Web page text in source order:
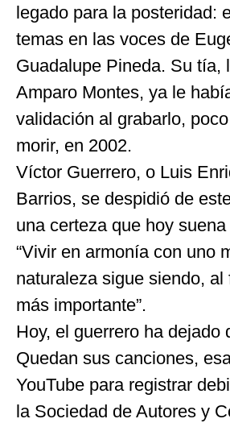
legado para la posteridad:
temas en las voces de
Guadalupe Pineda. Su tía,
Amparo Montes, ya le
validación al grabarlo,
morir, en 2002.
Víctor Guerrero, o Luis
Barrios, se despidió de
una certeza que hoy
“Vivir en armonía con uno
naturaleza sigue siendo, al
más importante”.
Hoy, el guerrero ha dejado
Quedan sus canciones,
YouTube para registrar
la Sociedad de Autores y